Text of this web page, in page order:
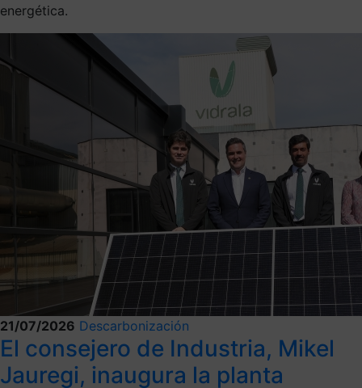
energética.
21/07/2026 Descarbonización
El consejero de Industria, Mikel
Jauregi, inaugura la planta